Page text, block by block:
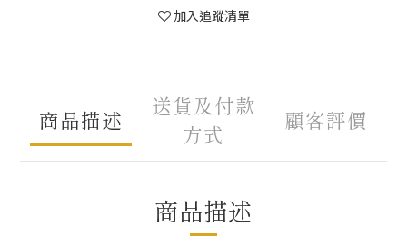
加入追蹤清單
商品描述
送貨及付款
方式
顧客評價
商品描述